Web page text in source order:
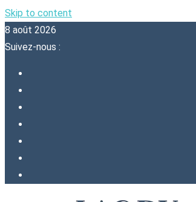
Skip to content
8 août 2026
Suivez-nous :